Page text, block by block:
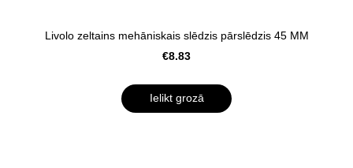
Livolo zeltains mehāniskais slēdzis pārslēdzis 45 MM
€8.83
Ielikt grozā